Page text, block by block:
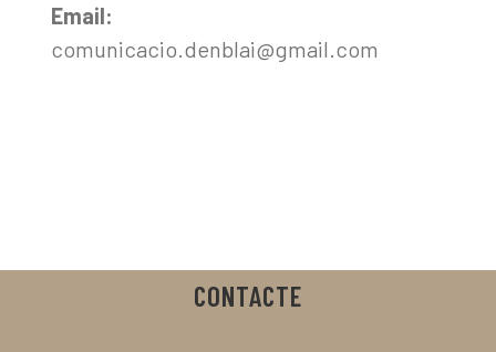
Email:
comunicacio.denblai@gmail.com
CONTACTE